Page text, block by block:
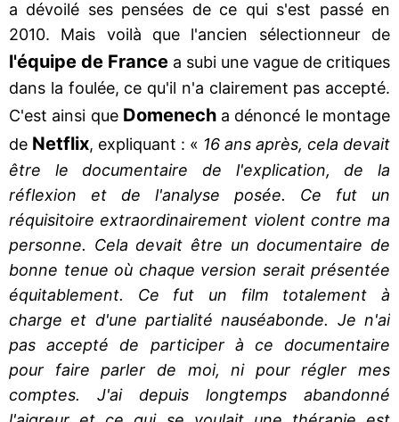
a dévoilé ses pensées de ce qui s'est passé en
2010. Mais voilà que l'ancien sélectionneur de
l'équipe de France a subi une vague de critiques
dans la foulée, ce qu'il n'a clairement pas accepté.
C'est ainsi que Domenech a dénoncé le montage
de Netflix, expliquant : « 16 ans après, cela devait
être le documentaire de l'explication, de la
réflexion et de l'analyse posée. Ce fut un
réquisitoire extraordinairement violent contre ma
personne. Cela devait être un documentaire de
bonne tenue où chaque version serait présentée
équitablement. Ce fut un film totalement à
charge et d'une partialité nauséabonde. Je n'ai
pas accepté de participer à ce documentaire
pour faire parler de moi, ni pour régler mes
comptes. J'ai depuis longtemps abandonné